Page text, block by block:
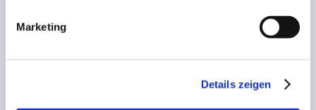
Marketing
Details zeigen